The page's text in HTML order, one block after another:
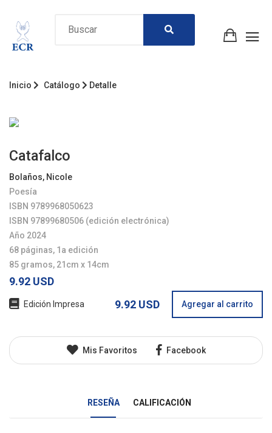
Inicio Catálogo Detalle
Catafalco
Bolaños, Nicole
Poesía
ISBN 9789968050623
ISBN 97899680506 (edición electrónica)
Año 2024
68 páginas, 1a edición
85 gramos, 21cm x 14cm
9.92 USD
Edición Impresa 9.92 USD Agregar al carrito
Mis Favoritos Facebook
RESEÑA CALIFICACIÓN